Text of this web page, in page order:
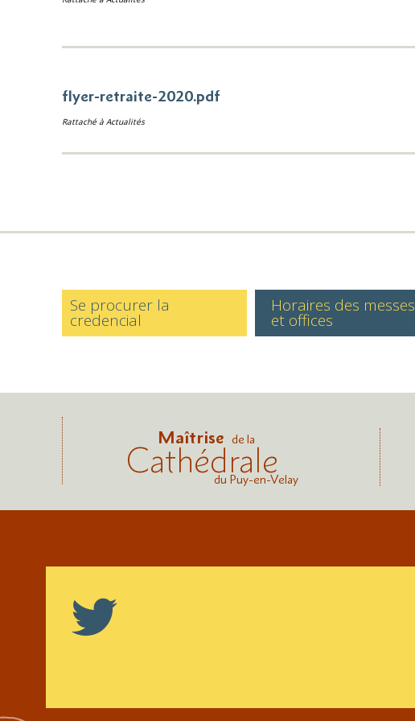
flyer-retraite-2020.pdf
Rattaché à Actualités
Se procurer la
credencial
Horaires des messes
et offices
Maîtrise de la
Cathédrale
du Puy-en-Velay